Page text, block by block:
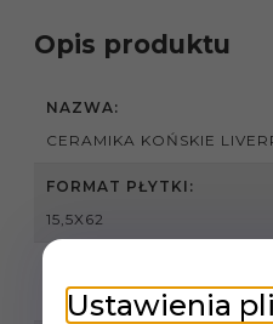
Opis produktu
NAZWA:
CERAMIKA KOŃSKIE
FORMAT PŁYTKI:
15,5X62
Ustawienia